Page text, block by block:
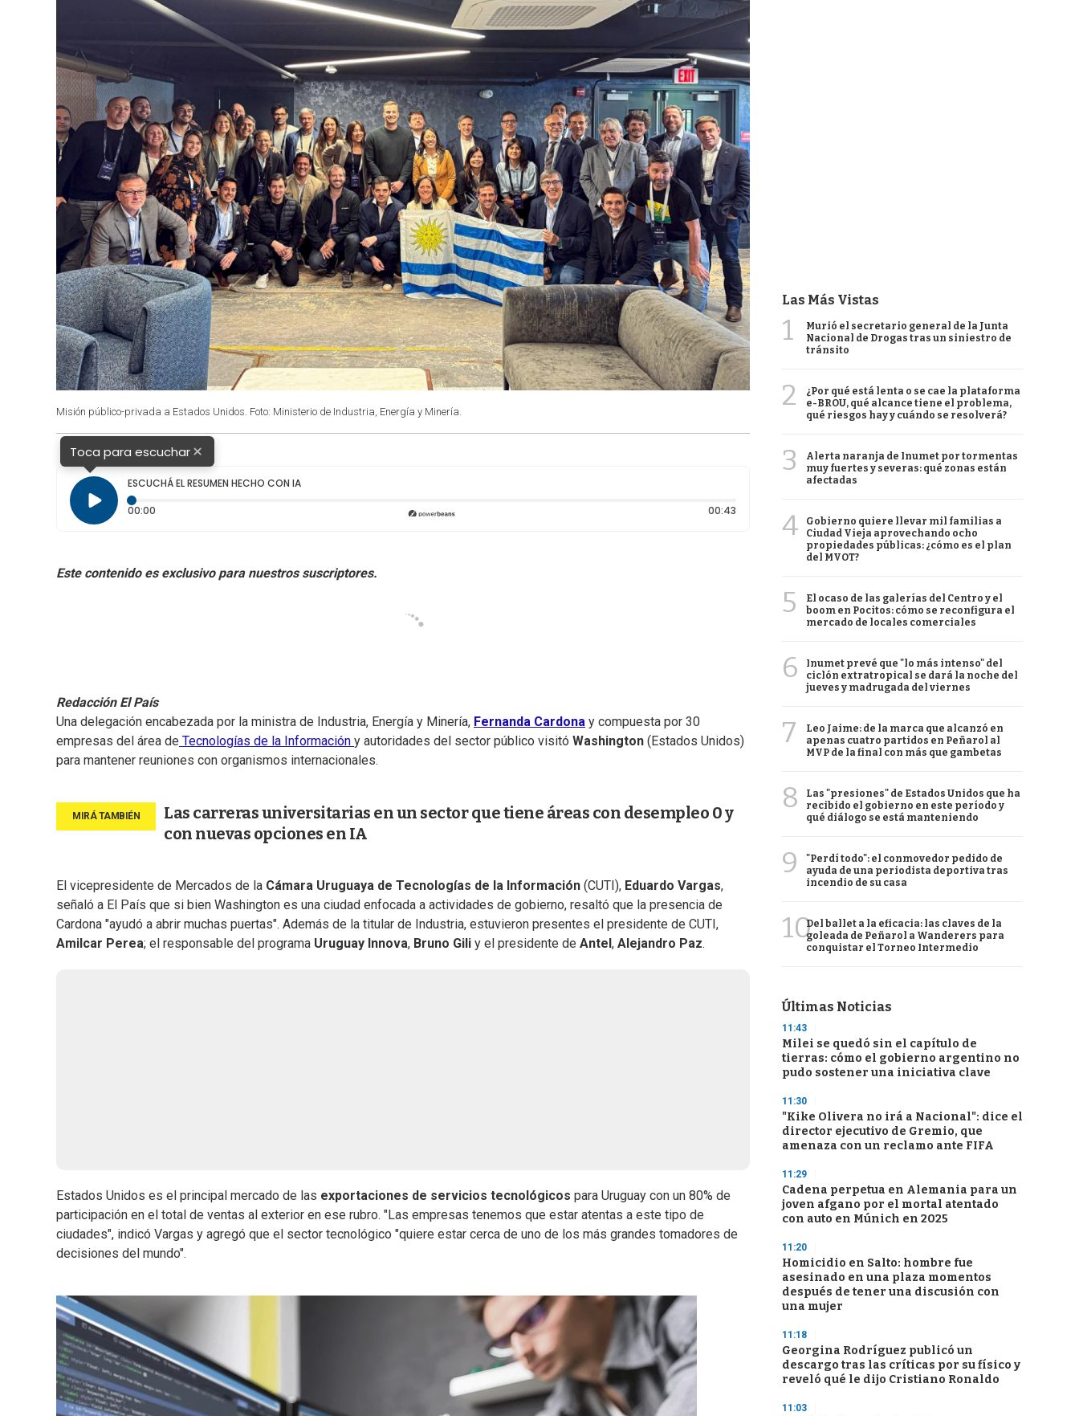
Misión público-privada a Estados Unidos. Foto: Ministerio de Industria, Energía y Minería.
Toca para escuchar×
ESCUCHÁ EL RESUMEN HECHO CON IA
00:00
00:43Duración: 43 segundos
Redacción El País
Una delegación encabezada por la ministra de Industria, Energía y Minería, Fernanda Cardona y compuesta por 30
empresas del área de Tecnologías de la Información y autoridades del sector público visitó Washington (Estados Unidos)
para mantener reuniones con organismos internacionales.
Las carreras universitarias en un sector que tiene áreas con desempleo 0 y
con nuevas opciones en IA
El vicepresidente de Mercados de la Cámara Uruguaya de Tecnologías de la Información (CUTI), Eduardo Vargas,
señaló a El País que si bien Washington es una ciudad enfocada a actividades de gobierno, resaltó que la presencia de
Cardona "ayudó a abrir muchas puertas". Además de la titular de Industria, estuvieron presentes el presidente de CUTI,
Amilcar Perea; el responsable del programa Uruguay Innova, Bruno Gili y el presidente de Antel , Alejandro Paz.
Estados Unidos es el principal mercado de las exportaciones de servicios tecnológicos para Uruguay con un 80% de
participación en el total de ventas al exterior en ese rubro. "Las empresas tenemos que estar atentas a este tipo de
ciudades", indicó Vargas y agregó que el sector tecnológico "quiere estar cerca de uno de los más grandes tomadores de
decisiones del mundo".
Las Más Vistas
1
Murió el secretario general de la Junta
Nacional de Drogas tras un siniestro de
tránsito
2
¿Por qué está lenta o se cae la plataforma
e-BROU, qué alcance tiene el problema,
qué riesgos hay y cuándo se resolverá?
3
Alerta naranja de Inumet por tormentas
muy fuertes y severas: qué zonas están
afectadas
4
Gobierno quiere llevar mil familias a
Ciudad Vieja aprovechando ocho
propiedades públicas: ¿cómo es el plan
del MVOT?
5
El ocaso de las galerías del Centro y el
boom en Pocitos: cómo se reconfigura el
mercado de locales comerciales
6
Inumet prevé que "lo más intenso" del
ciclón extratropical se dará la noche del
jueves y madrugada del viernes
7
Leo Jaime: de la marca que alcanzó en
apenas cuatro partidos en Peñarol al
MVP de la final con más que gambetas
8
Las "presiones" de Estados Unidos que ha
recibido el gobierno en este período y
qué diálogo se está manteniendo
9
"Perdí todo": el conmovedor pedido de
ayuda de una periodista deportiva tras
incendio de su casa
10Del ballet a la eficacia: las claves de la
goleada de Peñarol a Wanderers para
conquistar el Torneo Intermedio
Últimas Noticias
11:43
Milei se quedó sin el capítulo de
tierras: cómo el gobierno argentino no
pudo sostener una iniciativa clave
11:30
"Kike Olivera no irá a Nacional": dice el
director ejecutivo de Gremio, que
amenaza con un reclamo ante FIFA
11:29
Cadena perpetua en Alemania para un
joven afgano por el mortal atentado
con auto en Múnich en 2025
11:20
Homicidio en Salto: hombre fue
asesinado en una plaza momentos
después de tener una discusión con
una mujer
11:18
Georgina Rodríguez publicó un
descargo tras las críticas por su físico y
reveló qué le dijo Cristiano Ronaldo
11:03